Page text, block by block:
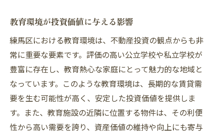
教育環境が投資価値に与える影響
練馬区における教育環境は、不動産投資の観点からも非
常に重要な要素です。評価の高い公立学校や私立学校が
豊富に存在し、教育熱心な家庭にとって魅力的な地域と
なっています。このような教育環境は、長期的な賃貸需
要を生む可能性が高く、安定した投資価値を提供しま
す。また、教育施設の近隣に位置する物件は、その利便
性から高い需要を誇り、資産価値の維持や向上にも寄与